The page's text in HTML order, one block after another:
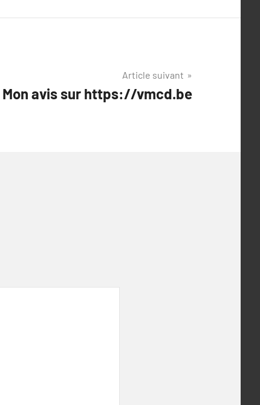
Article suivant
Mon avis sur https://vmcd.be